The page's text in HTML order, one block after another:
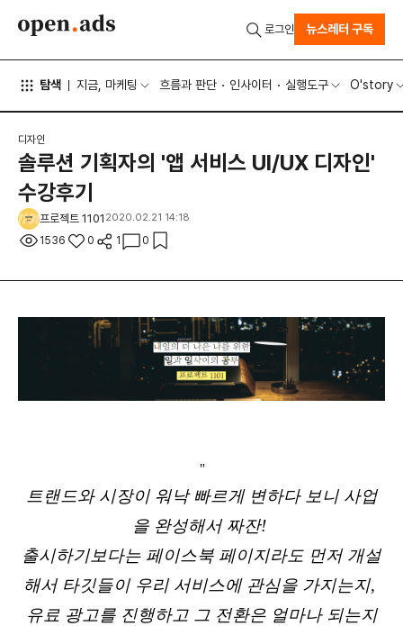
탐색 지금, 마케팅 흐름과 판단 인사이터 실행도구 O'story
로그인 뉴스레터 구독
디자인
솔루션 기획자의 '앱 서비스 UI/UX 디자인'
수강후기
프로젝트 1101 2020.02.21 14:18
1536 0 1 0
"
트랜드와 시장이 워낙 빠르게 변하다 보니 사업
을 완성해서 짜잔!
출시하기보다는 페이스북 페이지라도 먼저 개설
해서 타깃들이 우리 서비스에 관심을 가지는지,
유료 광고를 진행하고 그 전환은 얼마나 되는지